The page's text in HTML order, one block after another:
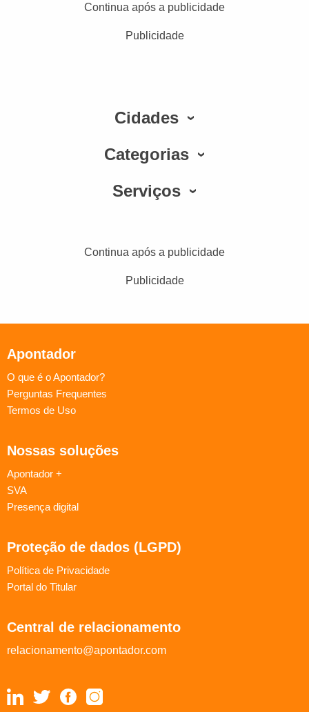
Continua após a publicidade
Publicidade
Cidades
Categorias
Serviços
Continua após a publicidade
Publicidade
Apontador
O que é o Apontador?
Perguntas Frequentes
Termos de Uso
Nossas soluções
Apontador +
SVA
Presença digital
Proteção de dados (LGPD)
Política de Privacidade
Portal do Titular
Central de relacionamento
relacionamento@apontador.com